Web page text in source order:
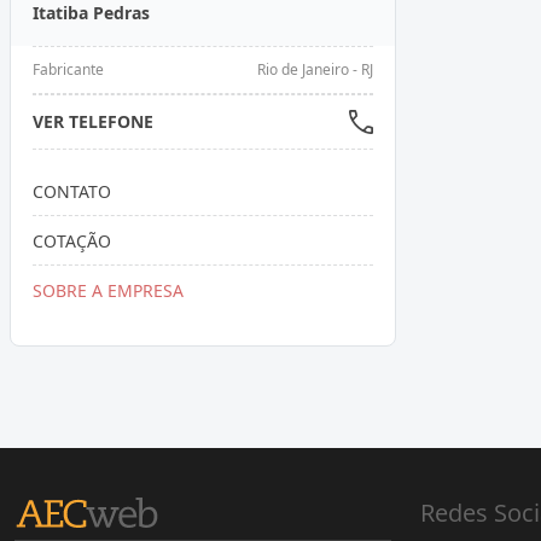
Itatiba Pedras
Fabricante Rio de Janeiro - RJ
VER TELEFONE
CONTATO
COTAÇÃO
SOBRE A EMPRESA
Redes